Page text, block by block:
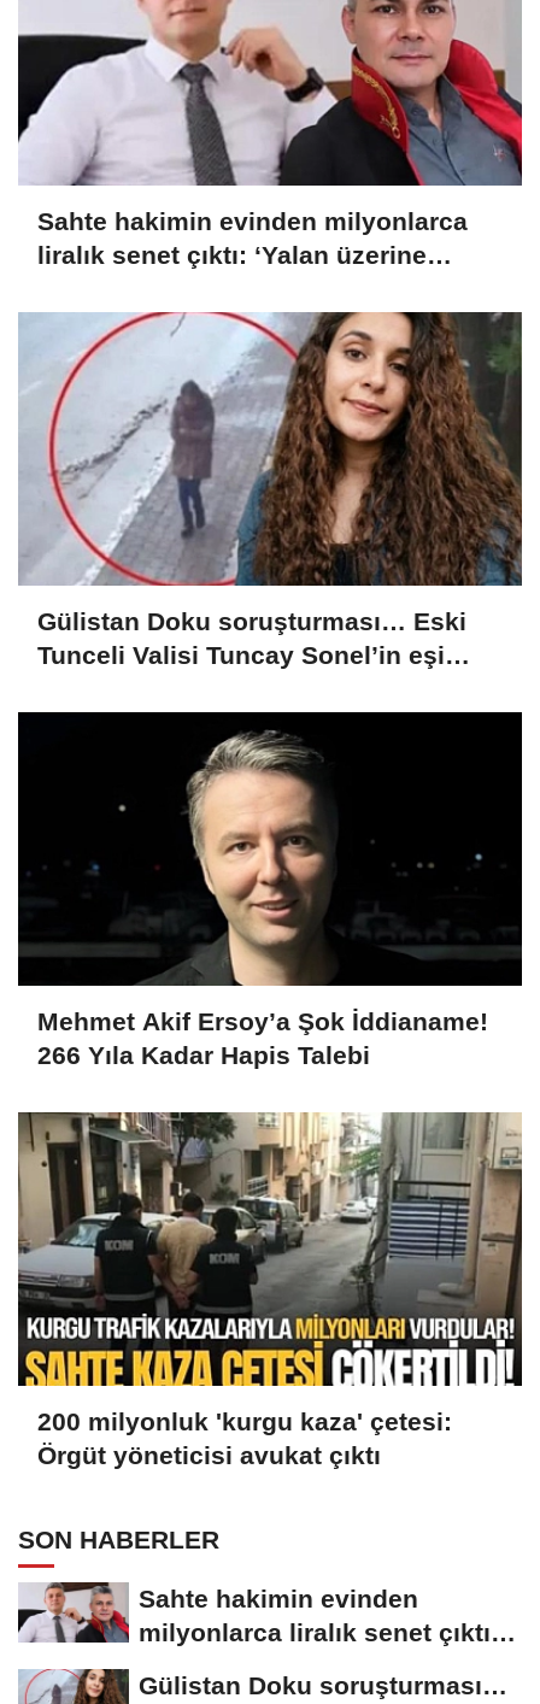
Sahte hakimin evinden milyonlarca
liralık senet çıktı: ‘Yalan üzerine
Gülistan Doku soruşturması… Eski
Tunceli Valisi Tuncay Sonel’in eşi
Mehmet Akif Ersoy’a Şok İddianame!
266 Yıla Kadar Hapis Talebi
200 milyonluk 'kurgu kaza' çetesi:
Örgüt yöneticisi avukat çıktı
SON HABERLER
Sahte hakimin evinden
milyonlarca liralık senet çıktı:
Gülistan Doku soruşturması…